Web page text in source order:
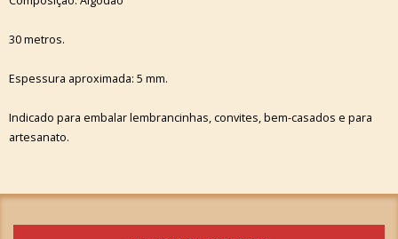
30 metros.
Espessura aproximada: 5 mm.
Indicado para embalar lembrancinhas, convites, bem-casados e para
artesanato.